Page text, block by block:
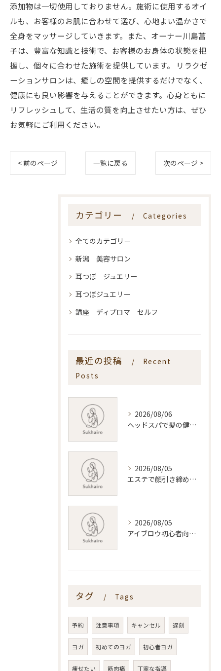
添加物は一切使用しておりません。施術に使用するオイ
ルも、お客様のお肌に合わせて選び、心地よい温かさで
全身をマッサージしていきます。また、オーナー川島菖
子は、豊富な知識と技術で、お客様のお身体の状態を把
握し、個々に合わせた施術を提供しています。 リラクゼ
ーションサロンは、癒しの空間を提供するだけでなく、
健康にも良い影響を与えることができます。心身ともに
リフレッシュして、生活の質を向上させたい方は、ぜひ
お気軽にご利用ください。
< 前のページ 一覧に戻る 次のページ >
カテゴリー Categories
全てのカテゴリー
新潟 美容サロン
耳つぼ ジュエリー
耳つぼジュエリー
講座 ディプロマ セルフ
最近の投稿
Recent
Posts
2026/08/06
ヘッドスパで髪の健康を叶える新潟県新潟市おすすめ活用術
2026/08/05
エステで顔引き締めを叶える新潟県内おすすめ施術と選び方ガイド
2026/08/05
アイブロウ初心者向け新潟県で失敗しない眉デザインとサロン選びのコツ
タグ Tags
予約 注意事項 キャンセル 遅刻
ヨガ 初めてのヨガ 初心者ヨガ
痩せたい 筋肉痛 丁寧な指導